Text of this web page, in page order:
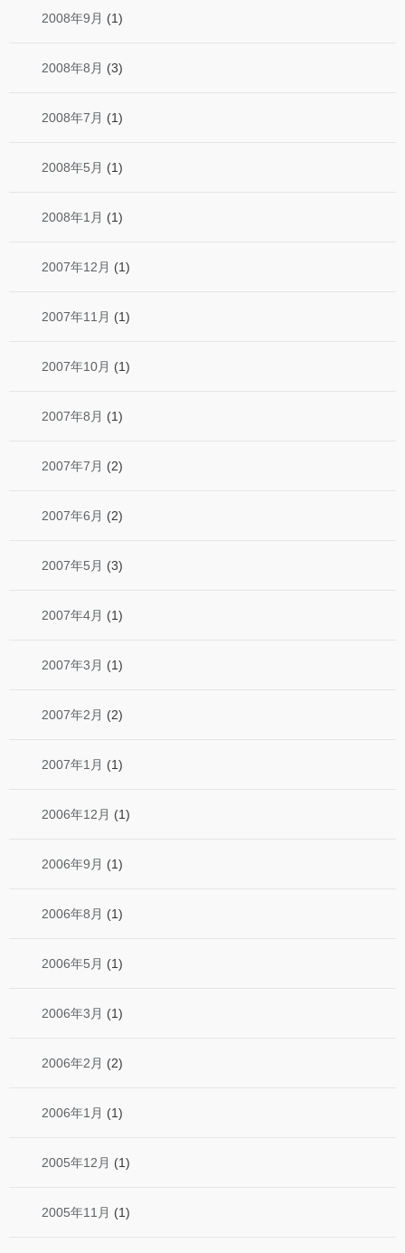
2008年9月 (1)
2008年8月 (3)
2008年7月 (1)
2008年5月 (1)
2008年1月 (1)
2007年12月 (1)
2007年11月 (1)
2007年10月 (1)
2007年8月 (1)
2007年7月 (2)
2007年6月 (2)
2007年5月 (3)
2007年4月 (1)
2007年3月 (1)
2007年2月 (2)
2007年1月 (1)
2006年12月 (1)
2006年9月 (1)
2006年8月 (1)
2006年5月 (1)
2006年3月 (1)
2006年2月 (2)
2006年1月 (1)
2005年12月 (1)
2005年11月 (1)